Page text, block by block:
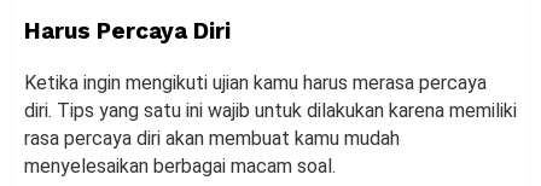
Harus Percaya Diri
Ketika ingin mengikuti ujian kamu harus merasa percaya
diri. Tips yang satu ini wajib untuk dilakukan karena memiliki
rasa percaya diri akan membuat kamu mudah
menyelesaikan berbagai macam soal.